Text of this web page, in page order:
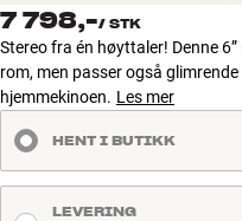
NYHETER
TILBUD
Finn Butikk
Kundeservice
Logg inn
Kundeservice
7 798,-/ STK
Stereo fra én høyttaler! Denne
rom, men passer også
hjemmekinoen. Les mer
HENT I BUTIKK
LEVERING